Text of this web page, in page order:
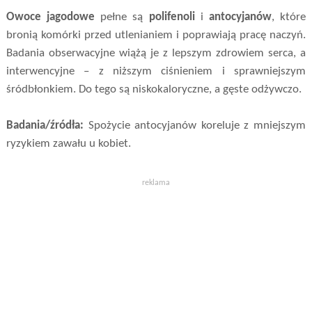
Owoce jagodowe pełne są polifenoli i antocyjanów, które
bronią komórki przed utlenianiem i poprawiają pracę naczyń.
Badania obserwacyjne wiążą je z lepszym zdrowiem serca, a
interwencyjne – z niższym ciśnieniem i sprawniejszym
śródbłonkiem. Do tego są niskokaloryczne, a gęste odżywczo.
Badania/źródła: Spożycie antocyjanów koreluje z mniejszym
ryzykiem zawału u kobiet.
reklama